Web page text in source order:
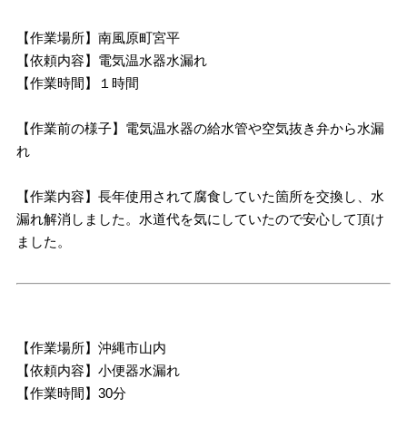
【作業場所】南風原町宮平
【依頼内容】電気温水器水漏れ
【作業時間】１時間
【作業前の様子】電気温水器の給水管や空気抜き弁から水漏
れ
【作業内容】長年使用されて腐食していた箇所を交換し、水
漏れ解消しました。水道代を気にしていたので安心して頂け
ました。
【作業場所】沖縄市山内
【依頼内容】小便器水漏れ
【作業時間】30分